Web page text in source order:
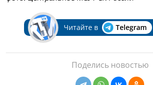
Читайте в Telegram
Поделись новостью